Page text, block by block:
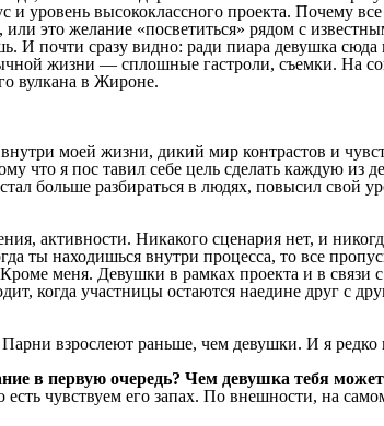
уровень высококлассного проекта. Почему все
это желание «посветиться» рядом с
И почти сразу видно: ради пиара девушка
жизни — сплошные гастроли, съемки. На
вулкана в Жироне.
моей жизни, дикий мир контрастов и
что я пос тавил себе цель сделать каждую из
больше разбираться в людях, повысил свой
активности. Никакого сценария нет, и
ты находишься внутри процесса, то все
меня. Девушки в рамках проекта и в связи
когда участницы остаются наедине друг с
взрослеют раньше, чем девушки. И я редко
в первую очередь? Чем девушка тебя может
чувствуем его запах. По внешности, на